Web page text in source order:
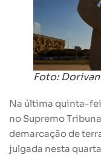
Foto:
Na última quinta-
no Supremo
demarcação de
julgada nesta